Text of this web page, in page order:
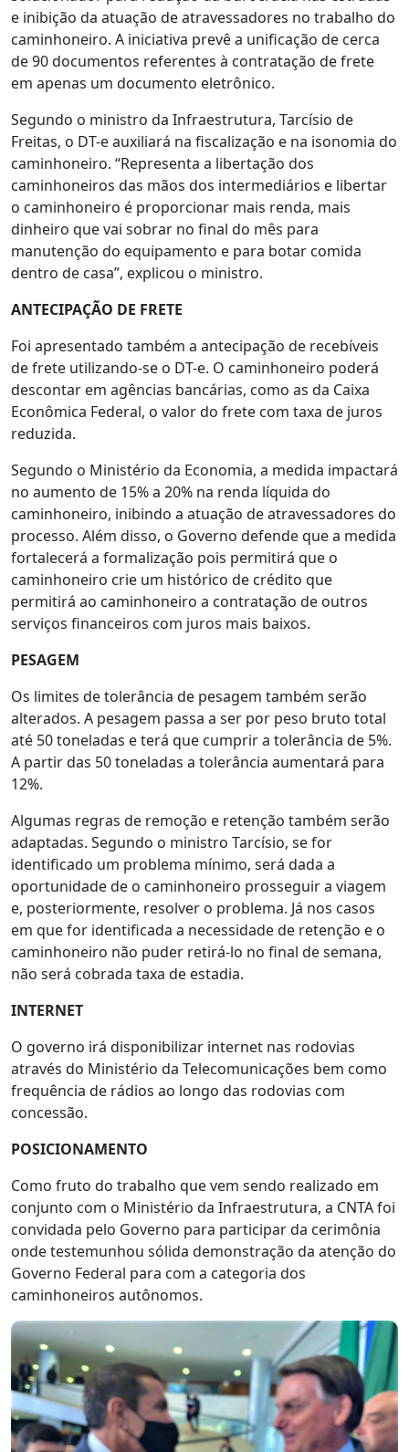
e inibição da atuação de atravessadores no trabalho do
caminhoneiro. A iniciativa prevê a unificação de cerca
de 90 documentos referentes à contratação de frete
em apenas um documento eletrônico.
Segundo o ministro da Infraestrutura, Tarcísio de
Freitas, o DT-e auxiliará na fiscalização e na isonomia do
caminhoneiro. “Representa a libertação dos
caminhoneiros das mãos dos intermediários e libertar
o caminhoneiro é proporcionar mais renda, mais
dinheiro que vai sobrar no final do mês para
manutenção do equipamento e para botar comida
dentro de casa”, explicou o ministro.
ANTECIPAÇÃO DE FRETE
Foi apresentado também a antecipação de recebíveis
de frete utilizando-se o DT-e. O caminhoneiro poderá
descontar em agências bancárias, como as da Caixa
Econômica Federal, o valor do frete com taxa de juros
reduzida.
Segundo o Ministério da Economia, a medida impactará
no aumento de 15% a 20% na renda líquida do
caminhoneiro, inibindo a atuação de atravessadores do
processo. Além disso, o Governo defende que a medida
fortalecerá a formalização pois permitirá que o
caminhoneiro crie um histórico de crédito que
permitirá ao caminhoneiro a contratação de outros
serviços financeiros com juros mais baixos.
PESAGEM
Os limites de tolerância de pesagem também serão
alterados. A pesagem passa a ser por peso bruto total
até 50 toneladas e terá que cumprir a tolerância de 5%.
A partir das 50 toneladas a tolerância aumentará para
12%.
Algumas regras de remoção e retenção também serão
adaptadas. Segundo o ministro Tarcísio, se for
identificado um problema mínimo, será dada a
oportunidade de o caminhoneiro prosseguir a viagem
e, posteriormente, resolver o problema. Já nos casos
em que for identificada a necessidade de retenção e o
caminhoneiro não puder retirá-lo no final de semana,
não será cobrada taxa de estadia.
INTERNET
O governo irá disponibilizar internet nas rodovias
através do Ministério da Telecomunicações bem como
frequência de rádios ao longo das rodovias com
concessão.
POSICIONAMENTO
Como fruto do trabalho que vem sendo realizado em
conjunto com o Ministério da Infraestrutura, a CNTA foi
convidada pelo Governo para participar da cerimônia
onde testemunhou sólida demonstração da atenção do
Governo Federal para com a categoria dos
caminhoneiros autônomos.